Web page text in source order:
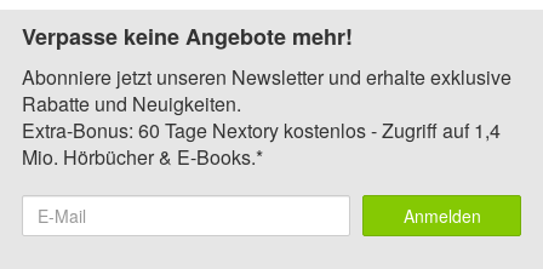
Verpasse keine Angebote mehr!
Abonniere jetzt unseren Newsletter und erhalte exklusive
Rabatte und Neuigkeiten.
Extra-Bonus: 60 Tage Nextory kostenlos - Zugriff auf 1,4
Mio. Hörbücher & E-Books.*
Anmelden